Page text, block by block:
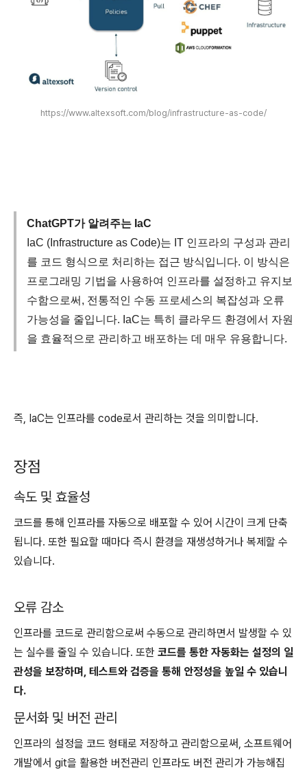
https://www.altexsoft.com/blog/infrastructure-as-code/
ChatGPT가 알려주는 IaC
IaC (Infrastructure as Code)는 IT 인프라의 구성과 관리
를 코드 형식으로 처리하는 접근 방식입니다. 이 방식은
프로그래밍 기법을 사용하여 인프라를 설정하고 유지보
수함으로써, 전통적인 수동 프로세스의 복잡성과 오류
가능성을 줄입니다. IaC는 특히 클라우드 환경에서 자원
을 효율적으로 관리하고 배포하는 데 매우 유용합니다.
즉, IaC는 인프라를 code로서 관리하는 것을 의미합니다.
장점
속도 및 효율성
코드를 통해 인프라를 자동으로 배포할 수 있어 시간이 크게 단축
됩니다. 또한 필요할 때마다 즉시 환경을 재생성하거나 복제할 수
있습니다.
오류 감소
인프라를 코드로 관리함으로써 수동으로 관리하면서 발생할 수 있
는 실수를 줄일 수 있습니다. 또한 코드를 통한 자동화는 설정의 일
관성을 보장하며, 테스트와 검증을 통해 안정성을 높일 수 있습니
다.
문서화 및 버전 관리
인프라의 설정을 코드 형태로 저장하고 관리함으로써, 소프트웨어
개발에서 git을 활용한 버전관리 인프라도 버전 관리가 가능해집